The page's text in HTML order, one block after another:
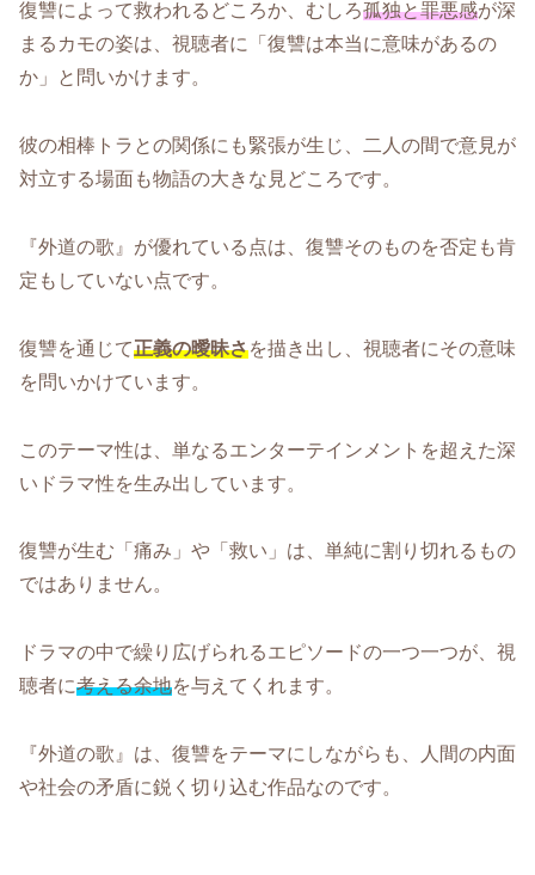
復讐によって救われるどころか、むしろ孤独と罪悪感が深
まるカモの姿は、視聴者に「復讐は本当に意味があるの
か」と問いかけます。
彼の相棒トラとの関係にも緊張が生じ、二人の間で意見が
対立する場面も物語の大きな見どころです。
『外道の歌』が優れている点は、復讐そのものを否定も肯
定もしていない点です。
復讐を通じて正義の曖昧さを描き出し、視聴者にその意味
を問いかけています。
このテーマ性は、単なるエンターテインメントを超えた深
いドラマ性を生み出しています。
復讐が生む「痛み」や「救い」は、単純に割り切れるもの
ではありません。
ドラマの中で繰り広げられるエピソードの一つ一つが、視
聴者に考える余地を与えてくれます。
『外道の歌』は、復讐をテーマにしながらも、人間の内面
や社会の矛盾に鋭く切り込む作品なのです。